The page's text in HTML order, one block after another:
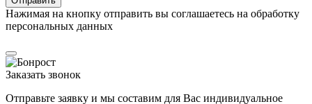
Нажимая на кнопку отправить вы соглашаетесь на обработку
персональных данных
Заказать звонок
Отправьте заявку и мы составим для Вас индивидуальное